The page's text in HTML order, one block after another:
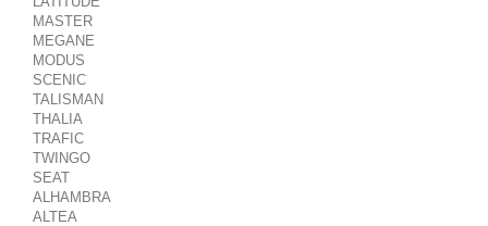
MASTER
MEGANE
MODUS
SCENIC
TALISMAN
THALIA
TRAFIC
TWINGO
SEAT
ALHAMBRA
ALTEA